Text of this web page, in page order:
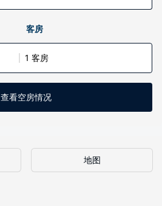
客房
1 客房
查看空房情况
地图